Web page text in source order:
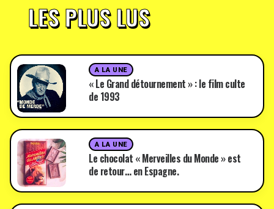
LES PLUS LUS
A LA UNE
« Le Grand détournement » : le film culte
de 1993
A LA UNE
Le chocolat « Merveilles du Monde » est
de retour… en Espagne.